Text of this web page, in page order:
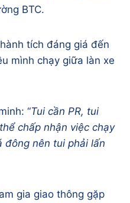
BTC.
tích đáng giá đến
mình chạy giữa làn xe
“Tui cần PR, tui
chấp nhận việc chạy
đông nên tui phải lấn
gia giao thông gặp